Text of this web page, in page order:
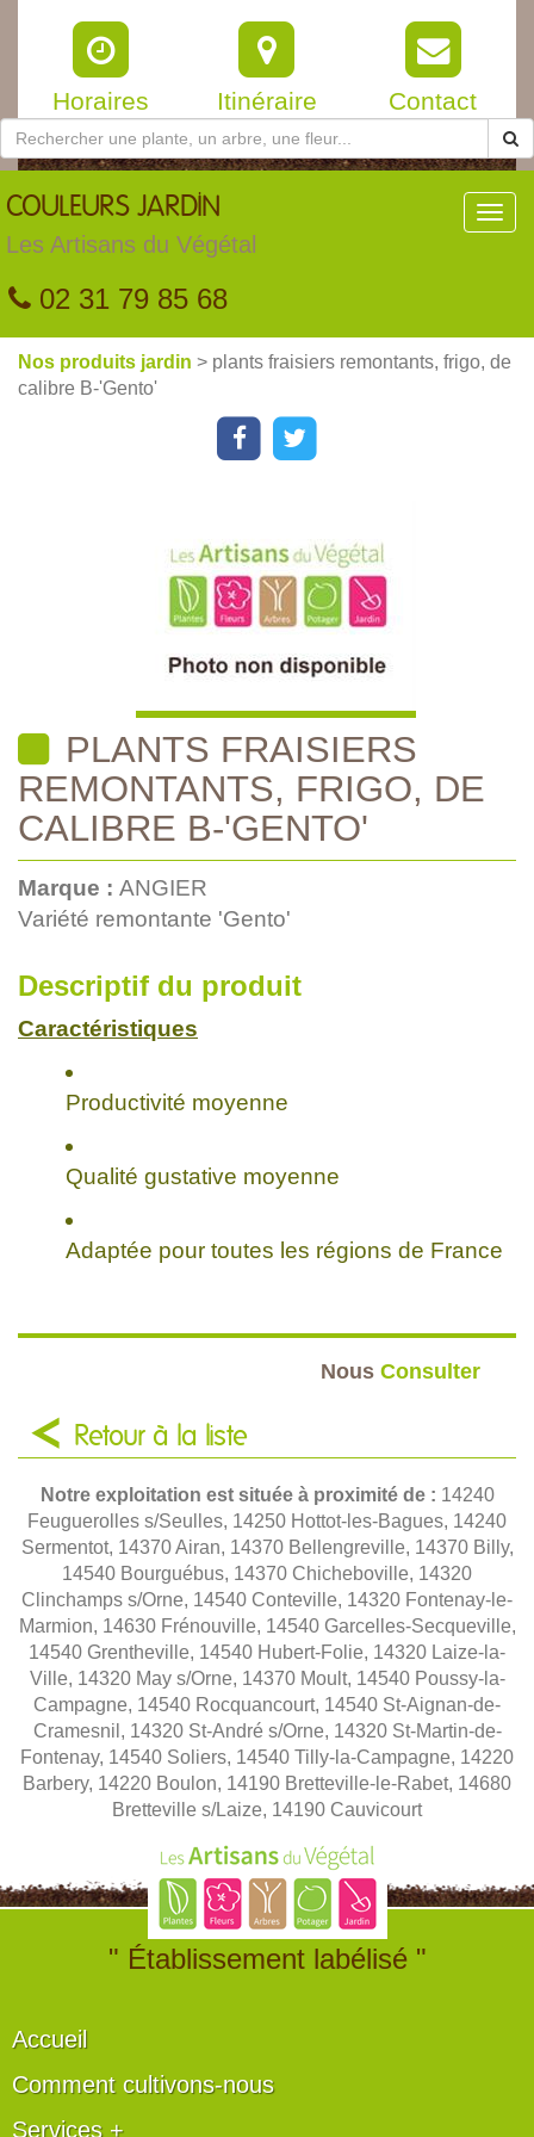
Horaires Itinéraire Contact
COULEURS JARDIN
Les Artisans du Végétal
02 31 79 85 68
Nos produits jardin > plants fraisiers remontants, frigo, de
calibre B-'Gento'
PLANTS FRAISIERS
REMONTANTS, FRIGO, DE
CALIBRE B-'GENTO'
Marque : ANGIER
Variété remontante 'Gento'
Descriptif du produit
Caractéristiques
Productivité moyenne
Qualité gustative moyenne
Adaptée pour toutes les régions de France
Nous Consulter
Retour à la liste
Notre exploitation est située à proximité de : 14240
Feuguerolles s/Seulles, 14250 Hottot-les-Bagues, 14240
Sermentot, 14370 Airan, 14370 Bellengreville, 14370 Billy,
14540 Bourguébus, 14370 Chicheboville, 14320
Clinchamps s/Orne, 14540 Conteville, 14320 Fontenay-le-
Marmion, 14630 Frénouville, 14540 Garcelles-Secqueville,
14540 Grentheville, 14540 Hubert-Folie, 14320 Laize-la-
Ville, 14320 May s/Orne, 14370 Moult, 14540 Poussy-la-
Campagne, 14540 Rocquancourt, 14540 St-Aignan-de-
Cramesnil, 14320 St-André s/Orne, 14320 St-Martin-de-
Fontenay, 14540 Soliers, 14540 Tilly-la-Campagne, 14220
Barbery, 14220 Boulon, 14190 Bretteville-le-Rabet, 14680
Bretteville s/Laize, 14190 Cauvicourt
" Établissement labélisé "
Accueil
Comment cultivons-nous
Services +